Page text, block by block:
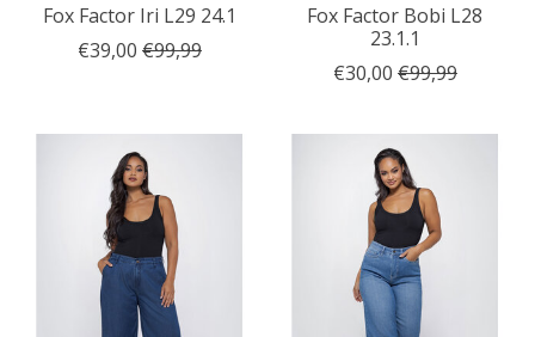
Fox Factor Iri L29 24.1
€39,00 €99,99
Fox Factor Bobi L28
23.1.1
€30,00 €99,99